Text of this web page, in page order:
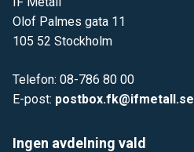
Olof Palmes gata 11
105 52 Stockholm
Telefon: 08-786 80 00
E-post: postbox.fk@ifmetall.se
Ingen avdelning vald